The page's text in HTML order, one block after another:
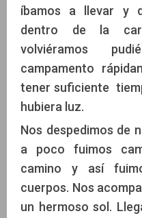
íbamos a llevar y
dentro de la
volviéramos
campamento
tener suficiente
hubiera luz.
Nos despedimos de
a poco fuimos
camino y así
cuerpos. Nos
un hermoso sol.